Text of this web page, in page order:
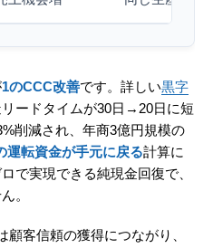
1のCCC改善です。詳しい黒字
ードタイムが30日→20日に短
削減され、年商3億円規模の
運転資金が手元に戻る計算に
で実現できる純現金回復で、
。
顧客信頼の獲得につながり、